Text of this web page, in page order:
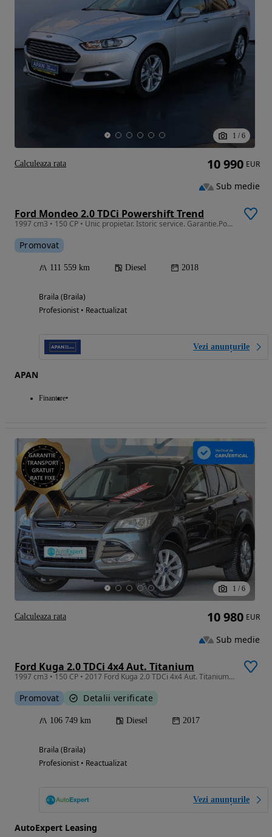
1 / 6
Ford Mondeo 2.0 TDCi Powershift Trend
1997 cm3 • 150 CP • Unic propietar. Istoric service. Garantie.Posibilitate de finantare
Promovat
111 559 km Diesel 2018
Braila (Braila)
Profesionist • Reactualizat
Vezi anunțurile
APAN
Finantare
10 990 EUR
Sub medie
Calculeaza rata
1 / 6
Ford Kuga 2.0 TDCi 4x4 Aut. Titanium
1997 cm3 • 150 CP • 2017 Ford Kuga 2.0 TDCi 4x4 Aut. Titanium/ RATE FIXE
Promovat Detalii verificate
106 749 km Diesel 2017
Braila (Braila)
Profesionist • Reactualizat
Vezi anunțurile
AutoExpert Leasing
10 980 EUR
Sub medie
Calculeaza rata